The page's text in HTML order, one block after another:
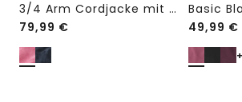
3/4 Arm Cordjacke mit Hemdkragen
79,99 €
Basic
49,99 €